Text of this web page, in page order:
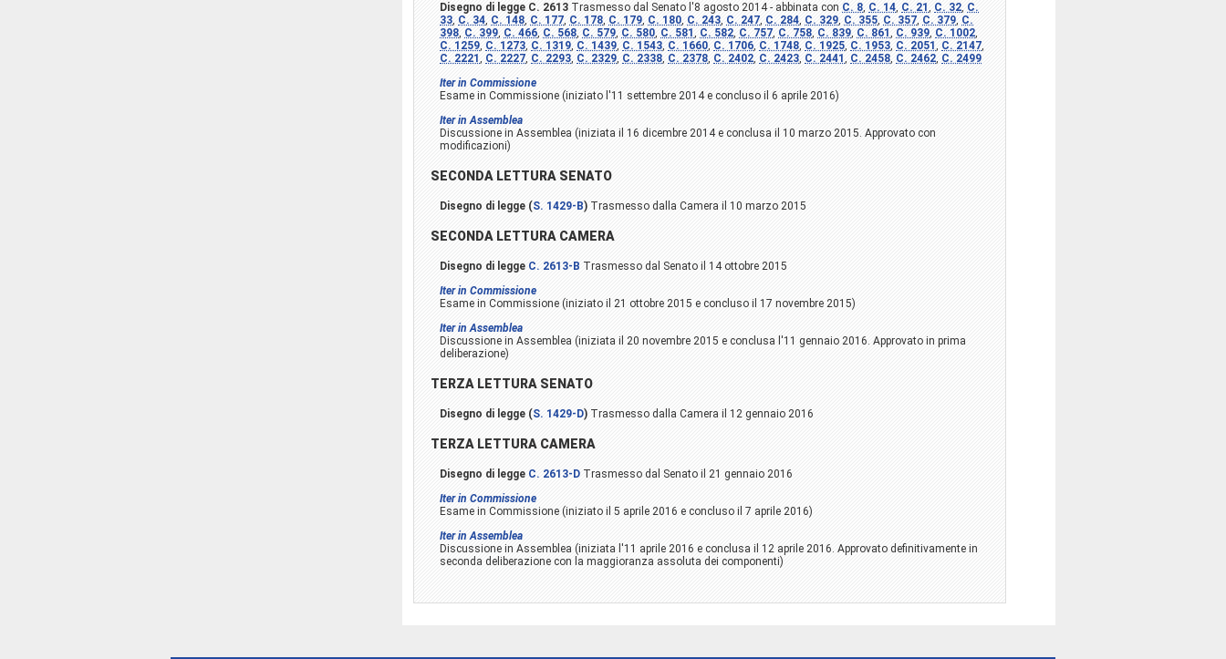
Disegno di legge C. 2613 Trasmesso dal Senato l'8 agosto 2014 - abbinata con C. 8, C. 14, C. 21 , C. 32, C.
33, C. 34, C. 148, C. 177, C. 178, C. 179, C. 180, C. 243, C. 247, C. 284, C. 329, C. 355, C. 357, C. 379, C.
398, C. 399, C. 466, C. 568, C. 579, C. 580, C. 581 , C. 582, C. 757, C. 758, C. 839, C. 861 , C. 939, C. 1002,
C. 1259, C. 1273, C. 1319, C. 1439, C. 1543, C. 1660, C. 1706, C. 1748, C. 1925, C. 1953, C. 2051 , C. 2147,
C. 2221 , C. 2227, C. 2293, C. 2329, C. 2338, C. 2378, C. 2402, C. 2423, C. 2441 , C. 2458, C. 2462, C. 2499
Iter in Commissione
Esame in Commissione (iniziato l'11 settembre 2014 e concluso il 6 aprile 2016)
Iter in Assemblea
Discussione in Assemblea (iniziata il 16 dicembre 2014 e conclusa il 10 marzo 2015. Approvato con
modificazioni)
SECONDA LETTURA SENATO
Disegno di legge (S. 1429-B) Trasmesso dalla Camera il 10 marzo 2015
SECONDA LETTURA CAMERA
Disegno di legge C. 2613-B Trasmesso dal Senato il 14 ottobre 2015
Iter in Commissione
Esame in Commissione (iniziato il 21 ottobre 2015 e concluso il 17 novembre 2015)
Iter in Assemblea
Discussione in Assemblea (iniziata il 20 novembre 2015 e conclusa l'11 gennaio 2016. Approvato in prima
deliberazione)
TERZA LETTURA SENATO
Disegno di legge (S. 1429-D) Trasmesso dalla Camera il 12 gennaio 2016
TERZA LETTURA CAMERA
Disegno di legge C. 2613-D Trasmesso dal Senato il 21 gennaio 2016
Iter in Commissione
Esame in Commissione (iniziato il 5 aprile 2016 e concluso il 7 aprile 2016)
Iter in Assemblea
Discussione in Assemblea (iniziata l'11 aprile 2016 e conclusa il 12 aprile 2016. Approvato definitivamente in
seconda deliberazione con la maggioranza assoluta dei componenti)